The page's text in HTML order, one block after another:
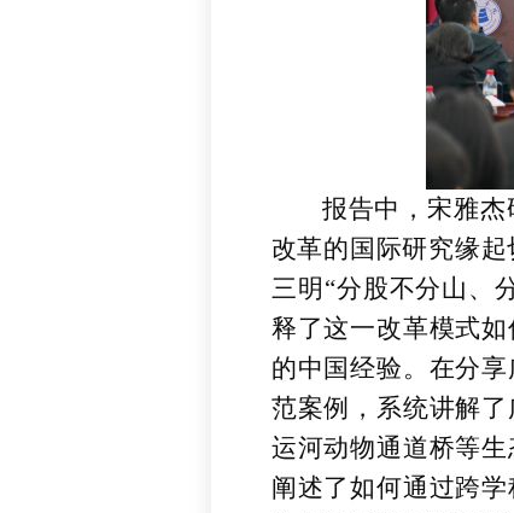
报告中，宋雅
改革的国际研究缘起
三明“分股不分山、
释了这一改革模式
的中国经验。在分
范案例，系统讲解
运河动物通道桥等
阐述了如何通过跨